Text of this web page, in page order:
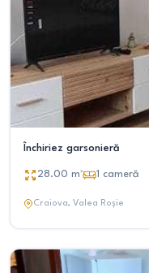
Închiriez garsonieră
28.00 m² 1 cameră
Craiova, Valea Roșie